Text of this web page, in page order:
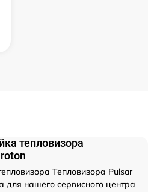
тепловизора
Тепловизора Pulsar
для нашего сервисного центра